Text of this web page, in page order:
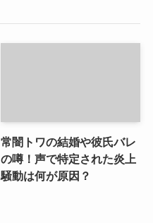
常闇トワの結婚や彼氏バレ
の噂！声で特定された炎上
騒動は何が原因？